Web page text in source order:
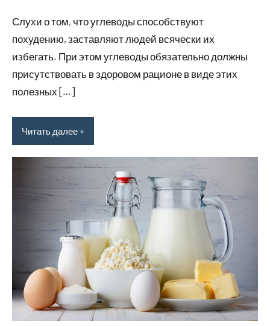
Слухи о том, что углеводы способствуют
похудению, заставляют людей всячески их
избегать. При этом углеводы обязательно должны
присутствовать в здоровом рационе в виде этих
полезных […]
Читать далее